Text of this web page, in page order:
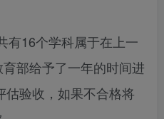
16个学科属于在上一
部给予了一年的时间进
验收，如果不合格将